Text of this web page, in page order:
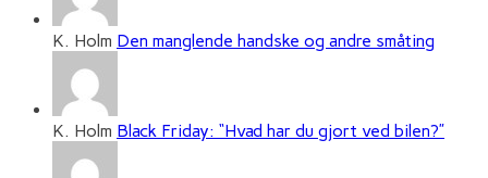
K. Holm Den manglende handske og andre småting
K. Holm Black Friday: “Hvad har du gjort ved bilen?”